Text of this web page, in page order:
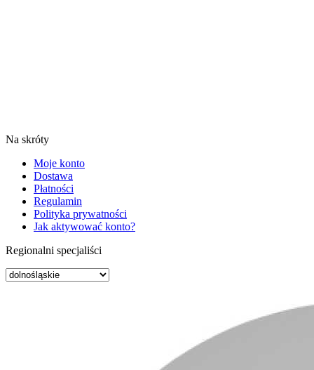
Na skróty
Moje konto
Dostawa
Płatności
Regulamin
Polityka prywatności
Jak aktywować konto?
Regionalni specjaliści